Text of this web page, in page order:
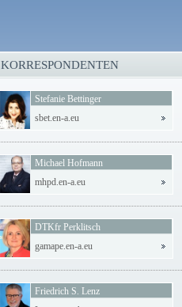
KORRESPONDENTEN
Stefanie Bettinger
sbet.en-a.eu
Michael Hofmann
mhpd.en-a.eu
DTKfr Perklitsch
gamape.en-a.eu
Friedrich S. Lenz